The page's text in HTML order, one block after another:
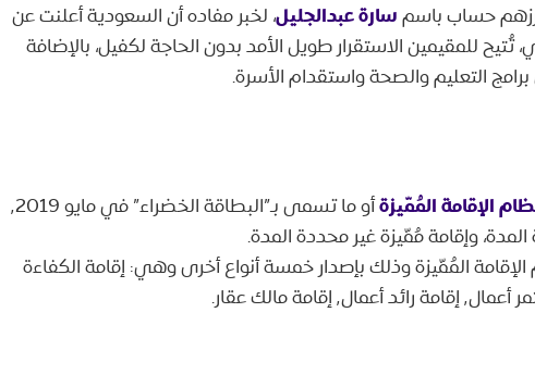
حساب باسمسارة عبدالجليل، لخبر مفاده أن السعودية أعلنت عن
4000 ريال سعودي، تُتيح للمقيمين الاستقرار طويل الأمد بدون الحاجة لكفيل، بالإضافة
التعليم والصحة واستقدام الأسرة.
الإقامة المُمّيزة
أو ما تسمى بـ”البطاقة الخضراء” في مايو ٬2019
وإقامة مُمّيزة غير محددة المدة.
نظام الإقامة المُمّيزة وذلك بإصدار خمسة أنواع أخرى وهي: إقامة الكفاءة